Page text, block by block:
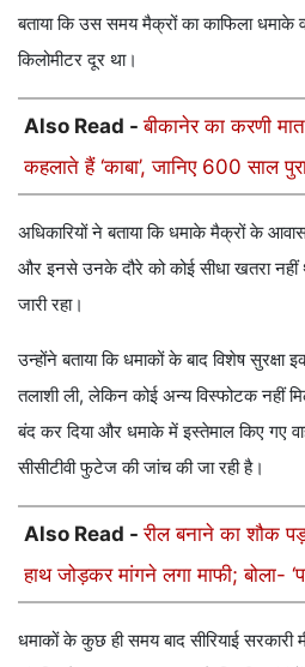
बताया कि उस समय मैक्रों का काफिला
किलोमीटर दूर था।
Also Read -बीकानेर का करणी
कहलाते हैं ‘काबा’, जानिए 600 साल
अधिकारियों ने बताया कि धमाके मैक्रों के
और इनसे उनके दौरे को कोई सीधा खतरा नहीं
जारी रहा।
उन्होंने बताया कि धमाकों के बाद विशेष
तलाशी ली, लेकिन कोई अन्य विस्फोटक नहीं
बंद कर दिया और धमाके में इस्तेमाल किए गए
सीसीटीवी फुटेज की जांच की जा रही है।
Also Read -रील बनाने का शौक
हाथ जोड़कर मांगने लगा माफी; बोला-
धमाकों के कुछ ही समय बाद सीरियाई सरकारी